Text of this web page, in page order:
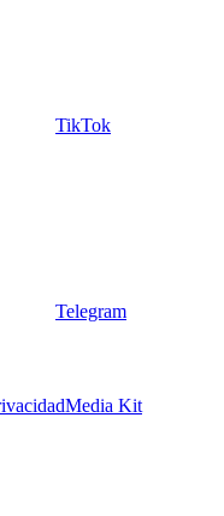
TikTok
Telegram
Media Kit